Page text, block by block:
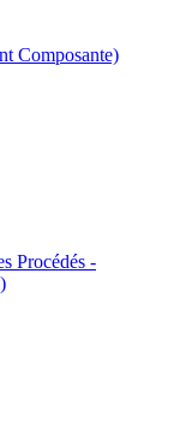
Composante)
Procédés -